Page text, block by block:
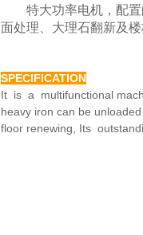
特大功率电机，配置
面处理、大理石翻新及
SPECIFICATION
It is a multifunctional
heavy iron can be
floor renewing, Its